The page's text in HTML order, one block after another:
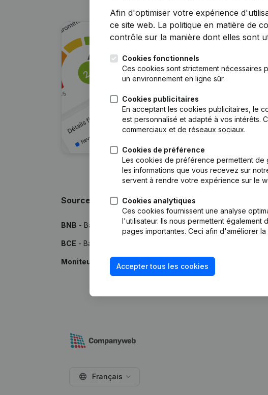
Sources
BNB - Banque Nationale de Belgique
BCE - Banque-Carrefour des Entreprises
Moniteur - Publications par le Moniteur Belge
Afin d'optimiser votre expérience
ce site web. La politique en matière de
contrôle sur la manière dont elles sont
Cookies fonctionnels
Ces cookies sont strictement
un environnement en ligne sûr.
Cookies publicitaires
En acceptant les cookies publicitaires, le
est personnalisé et adapté à vos intérêts.
commerciaux et de réseaux sociaux.
Cookies de préférence
Les cookies de préférence permettent de
les informations que vous recevez sur
servent à rendre votre expérience sur le
Cookies analytiques
Ces cookies fournissent une analyse
l'utilisateur. Ils nous permettent également
pages importantes. Ceci afin d'améliorer
Accepter tous les cookies
Français